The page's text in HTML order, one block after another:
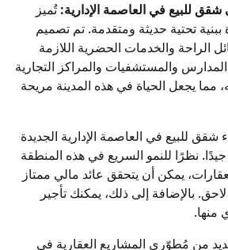
شقق للبيع في العاصمة الإدارية:تُميز
ببنية تحتية حديثة ومتقدمة. تم تصميم
الراحة والخدمات الحضرية اللازمة
والمستشفيات والمراكز التجارية
مما يجعل الحياة في هذه المدينة مريحة
شقق للبيع في العاصمة الإدارية الجديدة
نظرًا للنمو السريع في هذه المنطقة
يمكن أن يتحقق عائد مالي ممتاز
بالإضافة إلى ذلك، يمكنك تأجير
من مُطوّري المشاريع العقارية في